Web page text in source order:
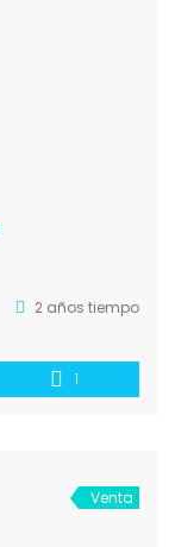
2 años tiempo
1
Venta